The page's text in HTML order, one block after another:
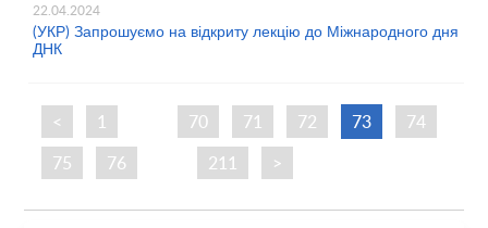
22.04.2024
(УКР) Запрошуємо на відкриту лекцію до Міжнародного дня
ДНК
< 1 70 71 72 73
74
75
76 211 >